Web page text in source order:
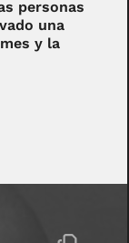
personas
una
y la